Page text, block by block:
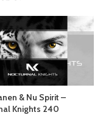
& Nu Spirit –
Knights 240